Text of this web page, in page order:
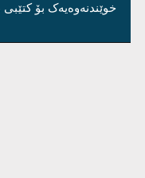
خوێندنەوەیەک بۆ کتێبی